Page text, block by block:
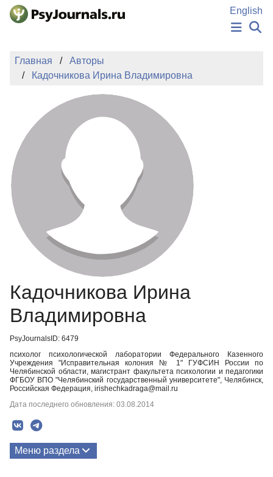
Перейти к основному содержанию
English
ИЗДАНИЯ
АВТОРЫ
ПОДАТЬ РУКОПИСЬ
БАЗА ЗНАНИЙ
КЛЮЧЕВЫЕ СЛОВА
Регистрация
Главная
Авторы
Кадочникова Ирина Владимировна
Кадочникова Ирина
Владимировна
PsyJournalsID: 6479
психолог психологической лаборатории Федерального Казенного
Учреждения "Исправительная колония № 1" ГУФСИН России по
Челябинской области, магистрант факультета психологии и педагогики
ФГБОУ ВПО "Челябинский государственный университете", Челябинск,
Российская Федерация, irishechkadraga@mail.ru
Дата последнего обновления: 03.08.2014
Меню раздела